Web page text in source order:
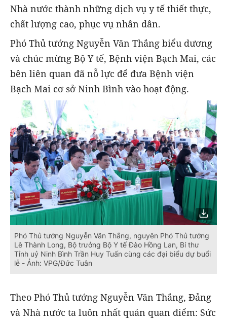
Nhà nước thành những dịch vụ y tế thiết thực,
chất lượng cao, phục vụ nhân dân.
Phó Thủ tướng Nguyễn Văn Thắng biểu dương
và chúc mừng Bộ Y tế, Bệnh viện Bạch Mai, các
bên liên quan đã nỗ lực để đưa Bệnh viện
Bạch Mai cơ sở Ninh Bình vào hoạt động.
Phó Thủ tướng Nguyễn Văn Thắng, nguyên Phó Thủ tướng
Lê Thành Long, Bộ trưởng Bộ Y tế Đào Hồng Lan, Bí thư
Tỉnh uỷ Ninh Bình Trần Huy Tuấn cùng các đại biểu dự buổi
lễ - Ảnh: VPG/Đức Tuân
Theo Phó Thủ tướng Nguyễn Văn Thắng, Đảng
và Nhà nước ta luôn nhất quán quan điểm: Sức